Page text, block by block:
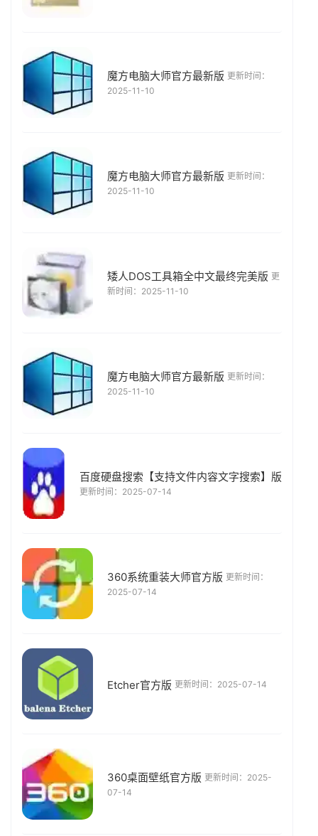
魔方电脑大师官方最新版 更新时间：
2025-11-10
魔方电脑大师官方最新版 更新时间：
2025-11-10
矮人DOS工具箱全中文最终完美版 更
新时间：2025-11-10
魔方电脑大师官方最新版 更新时间：
2025-11-10
百度硬盘搜索【支持文件内容文字搜索】版
更新时间：2025-07-14
360系统重装大师官方版 更新时间：
2025-07-14
Etcher官方版 更新时间：2025-07-14
360桌面壁纸官方版 更新时间：2025-
07-14